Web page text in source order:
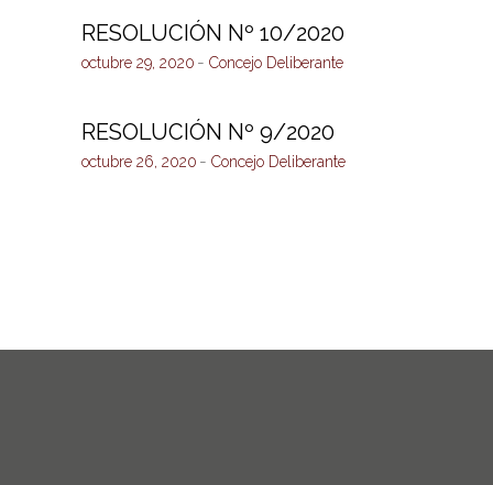
RESOLUCIÓN Nº 10/2020
octubre 29, 2020 Concejo Deliberante
RESOLUCIÓN Nº 9/2020
octubre 26, 2020 Concejo Deliberante